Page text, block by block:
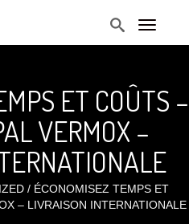
T
e
a
i
i
o
ET COÛTS –
VERMOX –
/ ÉCONOMISEZ TEMPS ET
– LIVRAISON INTERNATIONALE